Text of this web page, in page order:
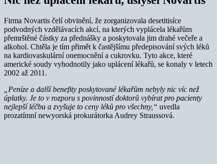
Firma Novartis čelí obvinění, že zorganizovala desetitisíce
podvodných vzdělávacích akcí, na kterých vyplácela lékařům
přemrštěné částky za přednášky a poskytovala jim drahé večeře a
alkohol. Chtěla je tím přimět k častějšímu předepisování svých léků
na kardiovaskulární onemocnění a cukrovku. Tyto akce, které
americké soudy vyhodnotily jako uplácení lékařů, se konaly v letech
2002 až 2011.
„Peníze a další benefity poskytované lékařům nebyly nic víc než
úplatky. Je to v rozporu s povinností doktorů vybírat pro pacienty
nejlepší léčbu a zvyšuje to ceny léků pro všechny,“ uvedla
prozatímní newyorská prokurátorka Audrey Straussová.